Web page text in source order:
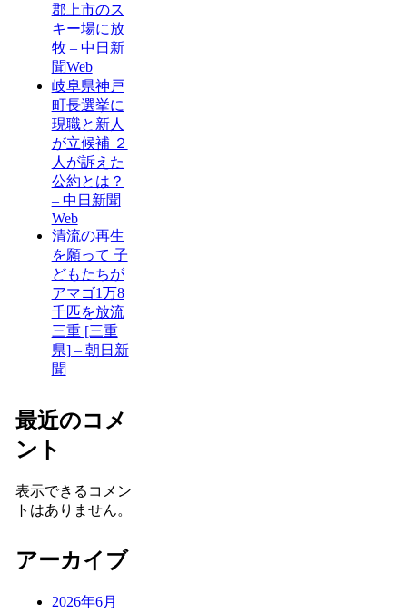
郡上市のス
キー場に放
牧 – 中日新
聞Web
岐阜県神戸
町長選挙に
現職と新人
が立候補 ２
人が訴えた
公約とは？
– 中日新聞
Web
清流の再生
を願って 子
どもたちが
アマゴ1万8
千匹を放流
三重 [三重
県] – 朝日新
聞
最近のコメ
ント
表示できるコメン
トはありません。
アーカイブ
2026年6月